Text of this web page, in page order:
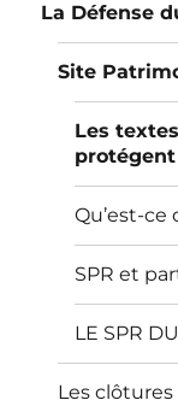
La Défense
Site
Les
Qu’est-ce
SPR et
LE SPR
Les clôtures